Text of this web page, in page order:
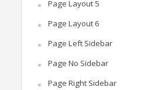
Page Layout 5
Page Layout 6
Page Left Sidebar
Page No Sidebar
Page Right Sidebar